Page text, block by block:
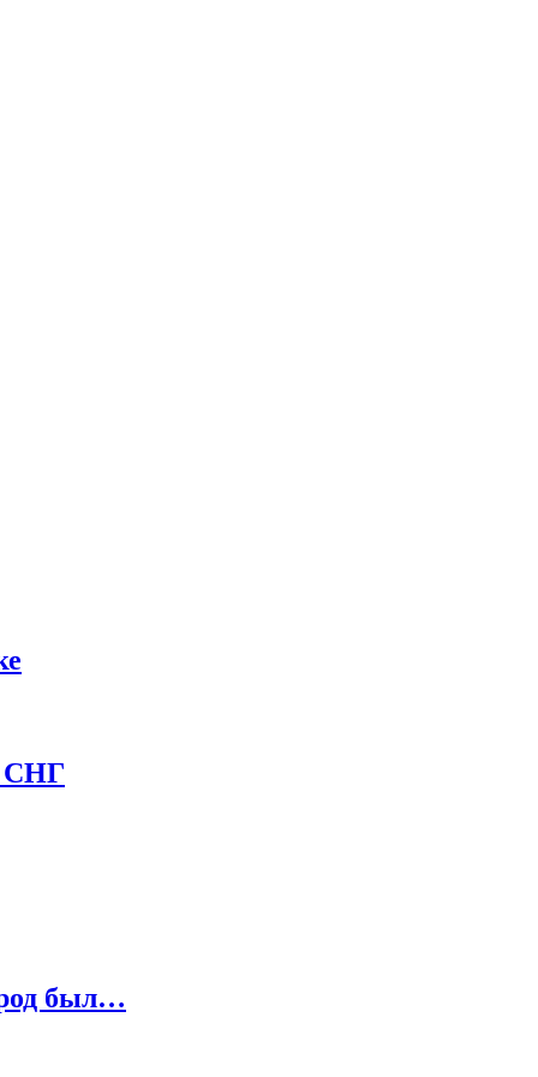
СНГ
был…